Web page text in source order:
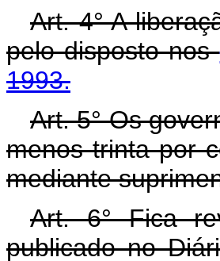
Art. 4° A
pelo disposto nos
1993.
Art. 5° Os
menos trinta por
mediante
Art. 6° Fica
publicado no